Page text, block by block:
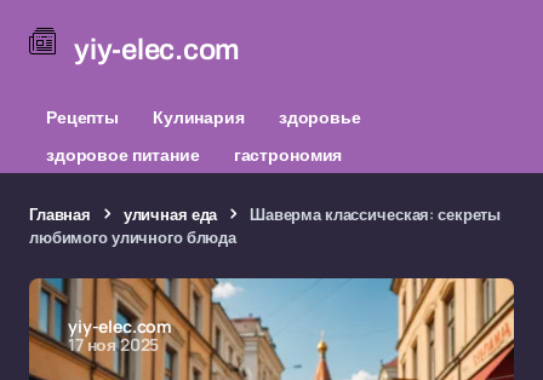
yiy-elec.com
Рецепты Кулинария
здоровье
здоровое питание
гастрономия
Главная уличная еда
Шаверма классическая: секреты
любимого уличного блюда
yiy-elec.com
17 ноя 2025